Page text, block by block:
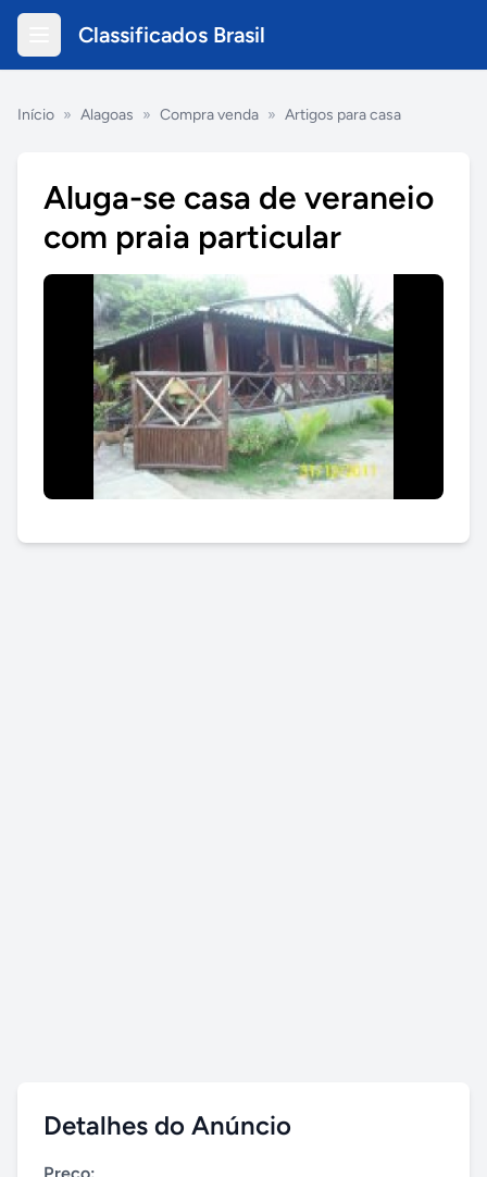
Classificados Brasil
Início » Alagoas » Compra venda » Artigos para casa
Aluga-se casa de veraneio
com praia particular
Detalhes do Anúncio